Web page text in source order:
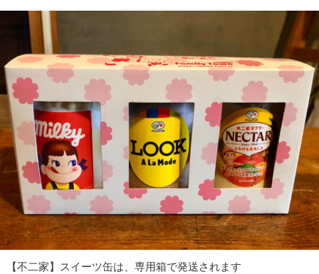
【不二家】スイーツ缶は、専用箱で発送されます